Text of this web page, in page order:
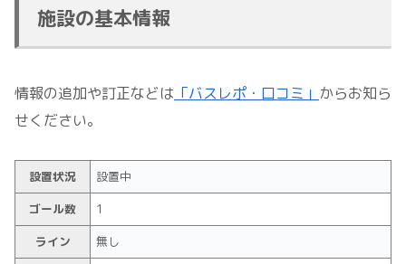
施設の基本情報
情報の追加や訂正などは 「バスレポ・口コミ」 からお知ら
せください。
設置状況
設置中
ゴール数
1
ライン
無し